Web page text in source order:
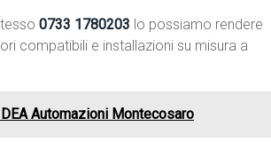
0733 1780203 lo possiamo rendere
compatibili e installazioni su misura a
Automazioni Montecosaro